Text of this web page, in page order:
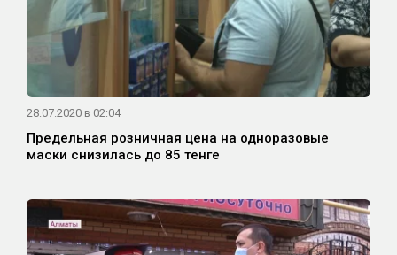
28.07.2020 в 02:04
Предельная розничная цена на одноразовые
маски снизилась до 85 тенге